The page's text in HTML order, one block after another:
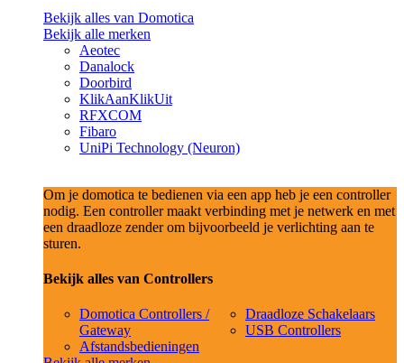
Bekijk alles van Domotica
Bekijk alle merken
Aeotec
Danalock
Doorbird
KlikAanKlikUit
RFXCOM
Fibaro
UniPi Technology (Neuron)
Om je domotica te bedienen via een app heb je een controller
nodig. Een controller maakt verbinding met je netwerk en met
een draadloze zender om bijvoorbeeld je verlichting aan te
sturen.
Bekijk alles van Controllers
Domotica Controllers /
Gateway
Afstandsbedieningen
Draadloze Schakelaars
USB Controllers